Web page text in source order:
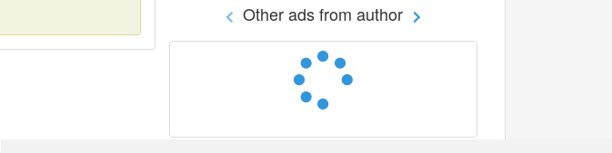
Other ads from author